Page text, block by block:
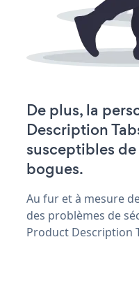
De plus, la
Description
susceptibles
bogues.
Au fur et à mesure
des problèmes de
Product Description